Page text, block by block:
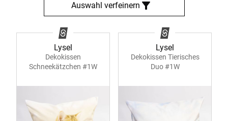
Auswahl verfeinern
Lysel
Dekokissen
Schneekätzchen #1W
Lysel
Dekokissen Tierisches
Duo #1W